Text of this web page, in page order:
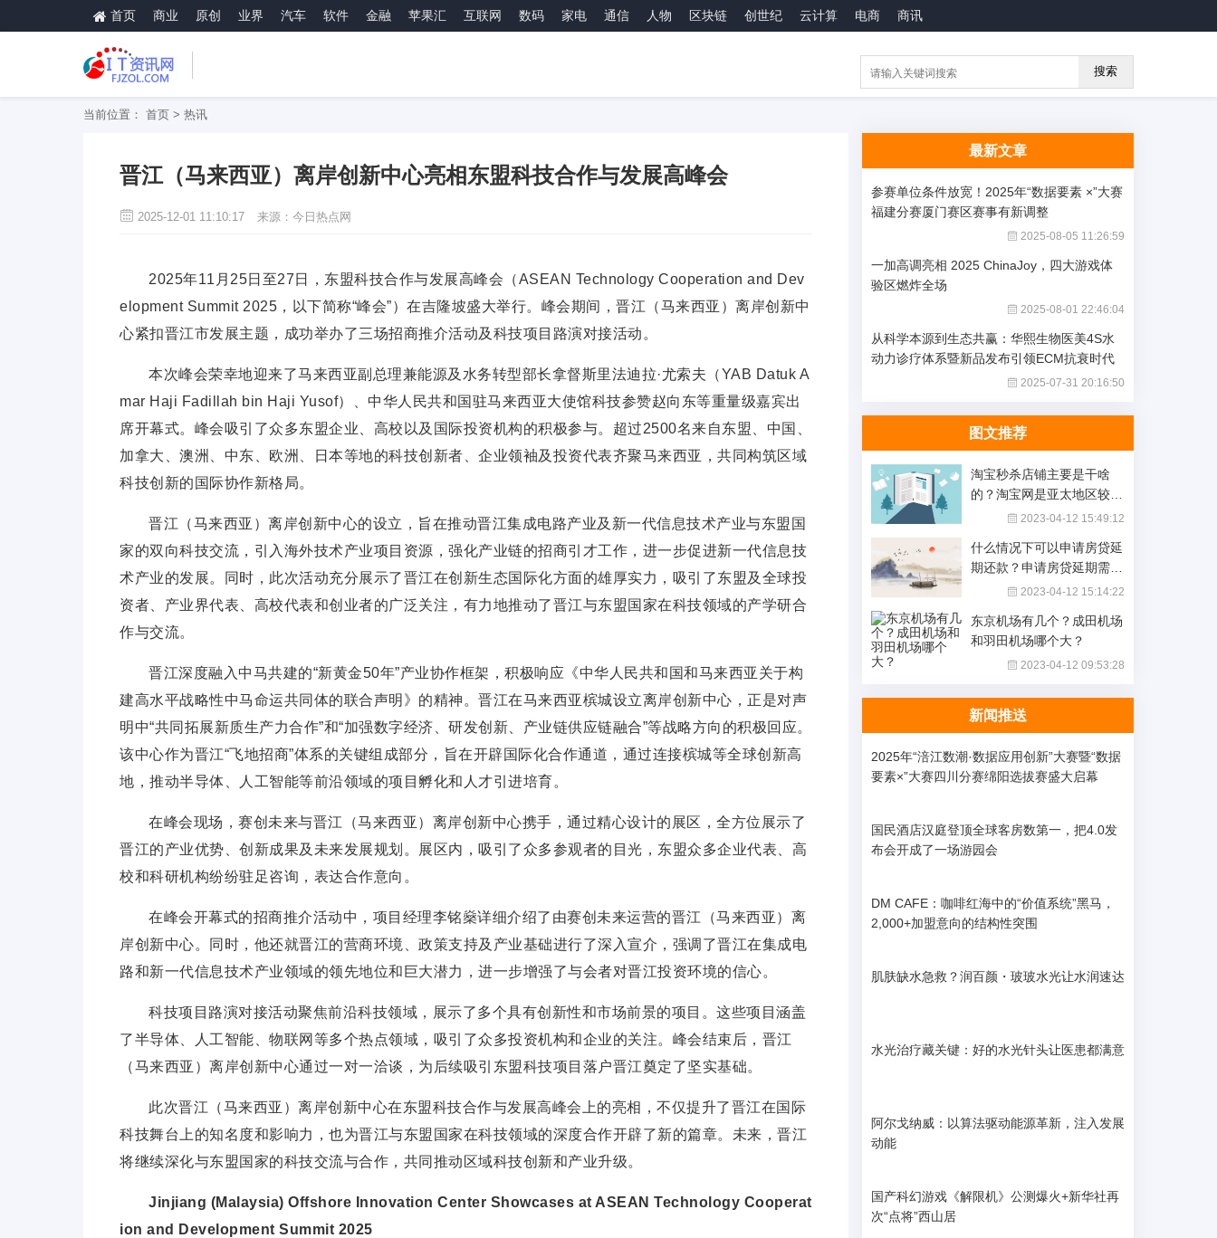
首页 商业 原创 业界 汽车 软件 金融 苹果汇 互联网 数码 家电 通信 人物 区块链 创世纪 云计算 电商 商讯
搜索
当前位置： 首页 > 热讯
晋江（马来西亚）离岸创新中心亮相东盟科技合作与发展高峰会
2025-12-01 11:10:17 来源：今日热点网
2025年11月25日至27日，东盟科技合作与发展高峰会（ASEAN Technology Cooperation and Dev
elopment Summit 2025，以下简称“峰会”）在吉隆坡盛大举行。峰会期间，晋江（马来西亚）离岸创新中
心紧扣晋江市发展主题，成功举办了三场招商推介活动及科技项目路演对接活动。
本次峰会荣幸地迎来了马来西亚副 总理兼能源及水务转型部长拿督斯里法迪拉·尤索夫（YAB Datuk A
mar Haji Fadillah bin Haji Yusof）、中华 人民共和国驻马来西亚大使馆科技参赞赵向东等重量级嘉宾出
席开幕式。峰会吸引了众多东盟企业、高校以及国际投资机构的积极参与。超过2500名来自东盟、 中国、
加拿大、澳洲、中东、欧洲、日本等地的科技创新者、企业领袖及 投资代表齐聚马来西亚，共同构筑区域
科技创新的国际协作新格局。
晋江（马来西亚）离岸创新中心的设立，旨在推动晋江集成电路产业及新一代信息技术产业与东盟 国
家的双向科技交流，引入海外技术产业项目资源，强化产业链的招商引才工作，进一步促进新一代信息技
术产业的发展。同时，此次活动充分展示了晋江在创新生态国际化方面的雄厚实力，吸引了东盟及全球投
资者、产业界代表、高校代表和创业者的广泛关注，有力地推动了晋江与东盟 国家在科技领域的产学研合
作与交流。
晋江深度融入中马共建的“新黄金50年”产业协作框架，积极响应《中华 人民共和国和马来西亚关于构
建高水平战略性中马命运共同体的联合声明》的精神。晋江在马来西亚槟城设立离岸创新中心，正是对声
明中“共同拓展新质生产力合作”和“加强数字经济、研发创新、产业链供应链融合”等战略方向的积极回应。
该中心作为晋江“飞地招商”体系的关键组成部分，旨在开辟国际化合作通道，通过连接槟城等全球创新高
地，推动半导体、人工智能等前沿领域的项目孵化和人才引进培育。
在峰会现场，赛创未来与晋江（马来西亚）离岸创新中心携手，通过精心设计的展区，全方位展示了
晋江的产业优势、创新成果及未来发展规划。展区内，吸引了众多参观者的目光，东盟众多企业代表、高
校和科研机构纷纷驻足咨询，表达合作意向。
在峰会开幕式的招商推介活动中，项目经理李铭燊详细介绍了由赛创未来运营的晋江（马来西亚）离
岸创新中心。同时，他还就晋江的营商环境、政策支持及产业基础进行了深入宣介，强调了晋江在集成电
路和新一代信息技术产业领域的领先地位和巨大潜力，进一步增强了与会者对晋江投资环境的信心。
科技项目路演对接活动聚焦前沿科技领域，展示了多个具有创新性和市场前景的项目。这些项目涵盖
了半导体、人工智能、物联网等多个热点领域，吸引了众多投资机构和企业的关注。峰会结束后，晋江
（马来西亚）离岸创新中心通过一对一洽谈，为后续吸引东盟科技项目落户晋江奠定了坚实基础。
此次晋江（马来西亚）离岸创新中心在东盟科技合作与发展高峰会上的亮相，不仅提升了晋江在国际
科技舞台上的知名度和影响力，也为晋江与东盟 国家在科技领域的深度合作开辟了新的篇章。未来，晋江
将继续深化与东盟 国家的科技交流与合作，共同推动区域科技创新和产业升级。
Jinjiang (Malaysia) Offshore Innovation Center Showcases at ASEAN Technology Cooperat
ion and Development Summit 2025
最新文章
参赛单位条件放宽！2025年“数据要素 ×”大赛
福建分赛厦门赛区赛事有新调整
2025-08-05 11:26:59
一加高调亮相 2025 ChinaJoy，四大游戏体
验区燃炸全场
2025-08-01 22:46:04
从科学本源到生态共赢：华熙生物医美4S水
动力诊疗体系暨新品发布引领ECM抗衰时代
2025-07-31 20:16:50
图文推荐
淘宝秒杀店铺主要是干啥
的？淘宝网是亚太地区较大
的网络零售吗？_全球播报
2023-04-12 15:49:12
什么情况下可以申请房贷延
期还款？申请房贷延期需要
什么资料？-环球最资讯
2023-04-12 15:14:22
东京机场有几个？成田机场
和羽田机场哪个大？
2023-04-12 09:53:28
新闻推送
2025年“涪江数潮·数据应用创新”大赛暨“数据
要素×”大赛四川分赛绵阳选拔赛盛大启幕
国民酒店汉庭登顶全球客房数第一，把4.0发
布会开成了一场游园会
DM CAFE：咖啡红海中的“价值系统”黑马，
2,000+加盟意向的结构性突围
肌肤缺水急救？润百颜・玻玻水光让水润速达
水光治疗藏关键：好的水光针头让医患都满意
阿尔戈纳威：以算法驱动能源革新，注入发展
动能
国产科幻游戏《解限机》公测爆火+新华社再
次“点将”西山居